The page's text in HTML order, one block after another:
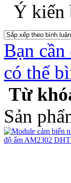
Ý kiến
Bạn
có thể
Từ
Sản